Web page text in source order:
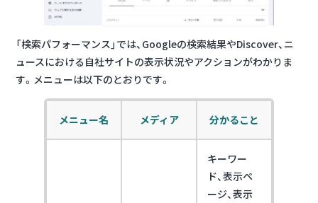
「検索パフォーマンス」では、Googleの検索結果やDiscover、ニ
ュースにおける自社サイトの表示状況やアクションがわかりま
す。メニューは以下のとおりです。
メニュー名 メディア 分かること
キーワー
ド、表示ペ
ージ、表示